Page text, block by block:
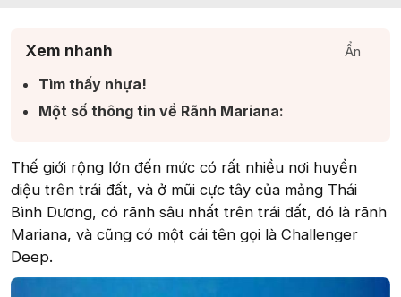
Xem nhanh Ẩn
Tìm thấy nhựa!​
Một số thông tin về Rãnh Mariana:​
Thế giới rộng lớn đến mức có rất nhiều nơi huyền
diệu trên trái đất, và ở mũi cực tây của mảng Thái
Bình Dương, có rãnh sâu nhất trên trái đất, đó là rãnh
Mariana, và cũng có một cái tên gọi là Challenger
Deep.